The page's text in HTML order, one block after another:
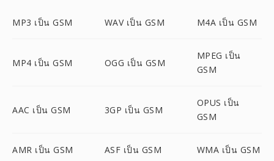
MP3 เป็น GSM WAV เป็น GSM M4A เป็น GSM
MP4 เป็น GSM OGG เป็น GSM
MPEG เป็น
GSM
AAC เป็น GSM 3GP เป็น GSM
OPUS เป็น
GSM
AMR เป็น GSM ASF เป็น GSM WMA เป็น GSM